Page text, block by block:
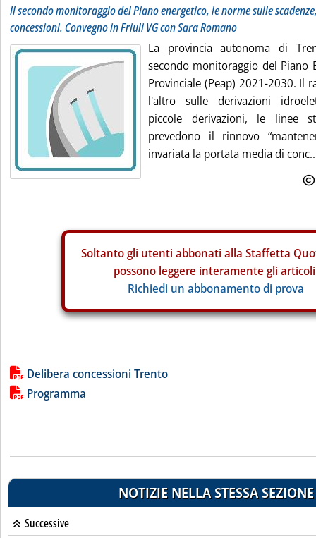
Il secondo monitoraggio del Piano energetico, le norme sulle
concessioni. Convegno in Friuli VG con Sara Romano
La provincia autonoma di
secondo monitoraggio del Piano
Provinciale (Peap) 2021-2030. Il
l'altro sulle derivazioni
piccole derivazioni, le linee
prevedono il rinnovo
invariata la portata media di
Soltanto gli utenti abbonati alla Staffetta
possono leggere interamente gli
Richiedi un abbonamento di prova
Lista allegati PDF alla notizia
Delibera concessioni Trento
Programma
NOTIZIE NELLA STESSA SEZIONE
Successive